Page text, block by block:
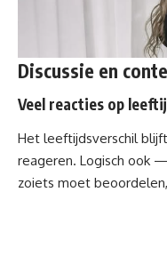
Discussie en
Veel reacties op
Het leeftijdsverschil
reageren. Logisch ook
zoiets moet